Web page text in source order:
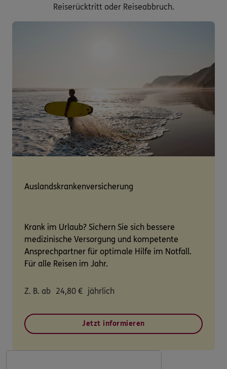
Reiserücktritt oder Reiseabbruch.
Auslandskrankenversicherung
Krank im Urlaub? Sichern Sie sich bessere
medizinische Versorgung und kompetente
Ansprechpartner für optimale Hilfe im Notfall.
Für alle Reisen im Jahr.
Z. B. ab 24,80 € jährlich
Jetzt informieren